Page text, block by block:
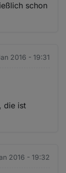
schon
2016 - 19:31
die ist
2016 - 19:32